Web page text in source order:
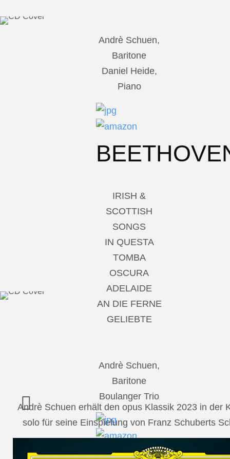
Andrè Schuen,
Baritone
Daniel Heide,
Piano
IRISH &
SCOTTISH
SONGS
IN QUESTA
TOMBA
OSCURA
ADELAIDE
AN DIE FERNE
GELIEBTE
Andrè Schuen,
Baritone
Boulanger Trio
Andrè Schuen erhält den opus Klassik 2023 in der
solo für seine Einspielung von Franz Schuberts